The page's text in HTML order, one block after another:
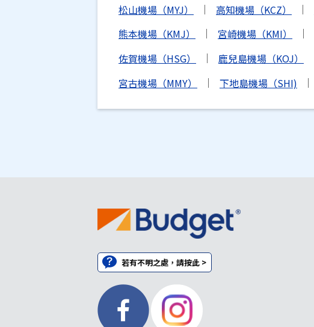
松山機場（MYJ）
高知機場（KCZ）
熊本機場（KMJ）
宮崎機場（KMI）
佐賀機場（HSG）
鹿兒島機場（KOJ）
宮古機場（MMY）
下地島機場（SHI)
若有不明之處，請按此 >